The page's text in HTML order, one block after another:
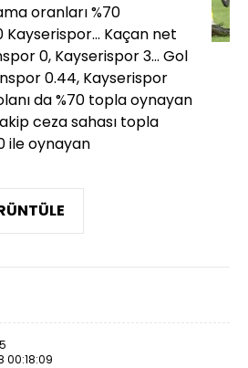
oranları %70
Kayserispor... Kaçan net
0, Kayserispor 3... Gol
0.44, Kayserispor
olanı da %70 topla oynayan
ceza sahası topla
ile oynayan
00:18:09